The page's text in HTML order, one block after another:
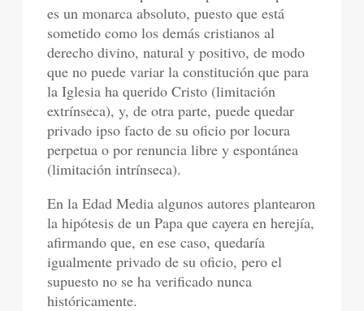
es un monarca absoluto, puesto que está
sometido como los demás cristianos al
derecho divino, natural y positivo, de modo
que no puede variar la constitución que para
la Iglesia ha querido Cristo (limitación
extrínseca), y, de otra parte, puede quedar
privado ipso facto de su oficio por locura
perpetua o por renuncia libre y espontánea
(limitación intrínseca).
En la Edad Media algunos autores plantearon
la hipótesis de un Papa que cayera en herejía,
afirmando que, en ese caso, quedaría
igualmente privado de su oficio, pero el
supuesto no se ha verificado nunca
históricamente.